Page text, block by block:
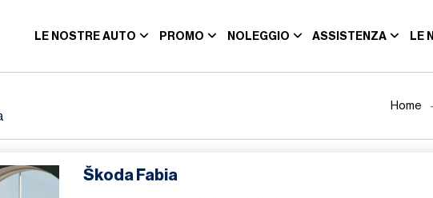
LE NOSTRE AUTO PROMO NOLEGGIO ASSISTENZA LE
Home
Škoda Fabia